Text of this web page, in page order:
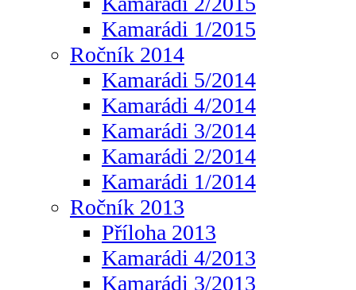
Kamarádi 1/2015
Ročník 2014
Kamarádi 5/2014
Kamarádi 4/2014
Kamarádi 3/2014
Kamarádi 2/2014
Kamarádi 1/2014
Ročník 2013
Příloha 2013
Kamarádi 4/2013
Kamarádi 3/2013